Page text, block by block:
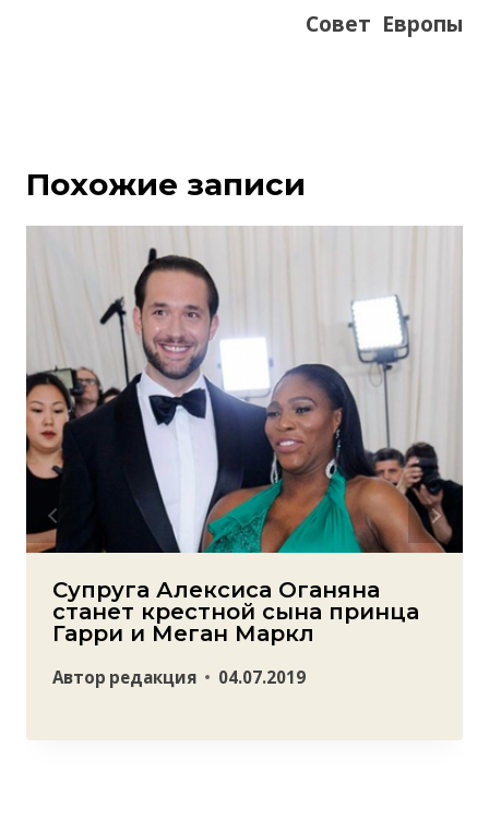
Совет Европы
Похожие записи
Супруга Алексиса Оганяна
станет крестной сына принца
Гарри и Меган Маркл
Автор редакция 04.07.2019